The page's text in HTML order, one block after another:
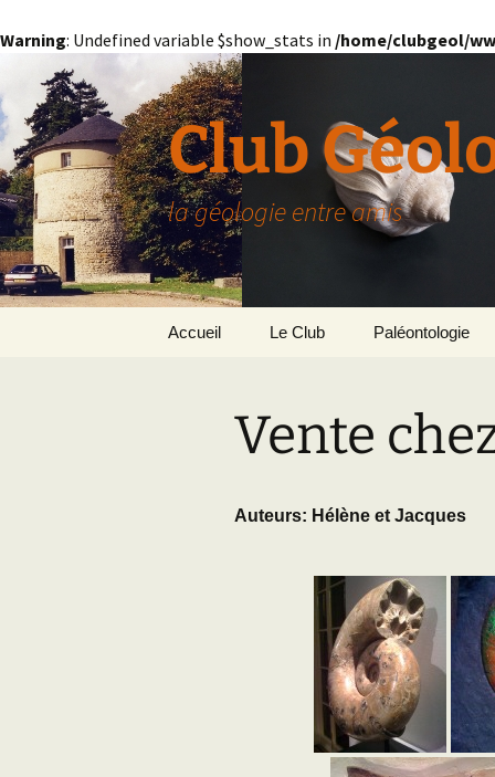
Warning: Undefined variable $show_stats in /home/clubgeol/
au
contenu
Club
la géologie entre amis
Accueil Le Club
Paris
Documents (accès
restreint)
Paléontologie
Le Bassin
Les Travaux de
Vente
Auteurs: Hélène et Jacques